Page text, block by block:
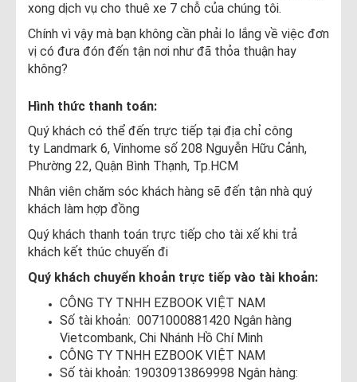
xong dịch vụ cho thuê xe 7 chỗ của chúng tôi.
Chính vì vậy mà bạn không cần phải lo lắng về việc đơn
vị có đưa đón đến tận nơi như đã thỏa thuận hay
không?
Hình thức thanh toán:
Quý khách có thể đến trực tiếp tại địa chỉ công
ty Landmark 6, Vinhome số 208 Nguyễn Hữu Cảnh,
Phường 22, Quận Bình Thạnh, Tp.HCM
Nhân viên chăm sóc khách hàng sẽ đến tận nhà quý
khách làm hợp đồng
Quý khách thanh toán trực tiếp cho tài xế khi trả
khách kết thúc chuyến đi
Quý khách chuyển khoản trực tiếp vào tài khoản:
CÔNG TY TNHH EZBOOK VIỆT NAM
Số tài khoản: 0071000881420 Ngân hàng
Vietcombank, Chi Nhánh Hồ Chí Minh
CÔNG TY TNHH EZBOOK VIỆT NAM ​
Số tài khoản: 19030913869998 Ngân hàng: